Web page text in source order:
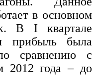
в основном
В I квартале
прибыль была
сравнению с
2012 года – до